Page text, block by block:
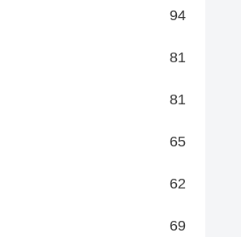
94
81
81
65
62
69